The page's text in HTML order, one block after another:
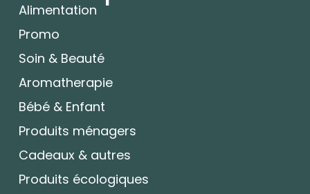
Alimentation
Promo
Soin & Beauté
Aromatherapie
Bébé & Enfant
Produits ménagers
Cadeaux & autres
Produits écologiques